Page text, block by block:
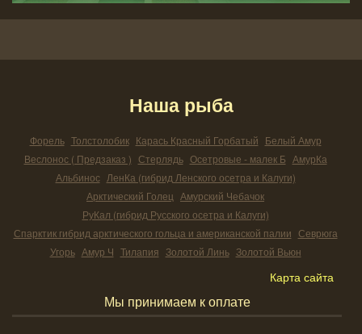
Наша рыба
Форель Толстолобик Карась Красный Горбатый Белый Амур
Веслонос ( Предзаказ ) Стерлядь Осетровые - малек Б АмурКа
Альбинос ЛенКа (гибрид Ленского осетра и Калуги)
Арктический Голец Амурский Чебачок
РуКал (гибрид Русского осетра и Калуги)
Спарктик гибрид арктического гольца и американской палии Севрюга
Угорь Амур Ч Тилапия Золотой Линь Золотой Вьюн
Карта сайта
Мы принимаем к оплате